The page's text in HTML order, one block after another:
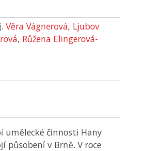
Věra Vágnerová, Ljubov
, Růžena Elingerová-
umělecké činnosti Hany
působení v Brně. V roce